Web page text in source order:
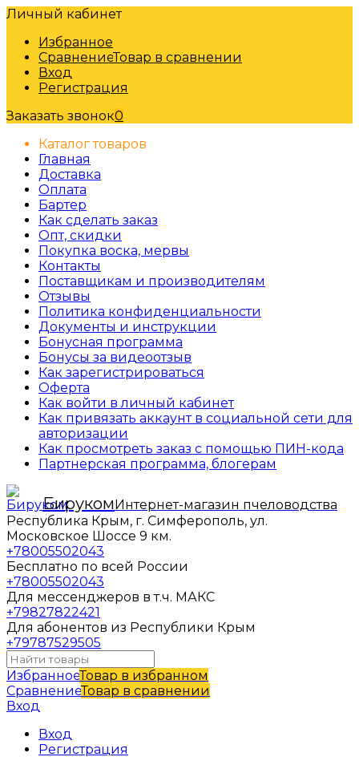
Личный кабинет
Избранное
СравнениеТовар в сравнении
Вход
Регистрация
Заказать звонок0
Каталог товаров
Главная
Доставка
Оплата
Бартер
Как сделать заказ
Опт, скидки
Покупка воска, мервы
Контакты
Поставщикам и производителям
Отзывы
Политика конфиденциальности
Документы и инструкции
Бонусная программа
Бонусы за видеоотзыв
Как зарегистрироваться
Оферта
Как войти в личный кабинет
Как привязать аккаунт в социальной сети для
авторизации
Как просмотреть заказ с помощью ПИН-кода
Партнерская программа, блогерам
БирукомИнтернет-магазин пчеловодства
Республика Крым, г. Симферополь, ул.
Московское Шоссе 9 км.
+78005502043
Бесплатно по всей России
+78005502043
Для мессенджеров в т.ч. МАКС
+79827822421
Для абонентов из Республики Крым
+79787529505
ИзбранноеТовар в избранном
СравнениеТовар в сравнении
Вход
Вход
Регистрация